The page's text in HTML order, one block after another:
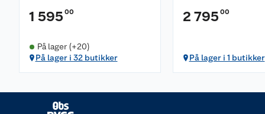
1 595 00
På lager (+20)
På lager i 32 butikker
2 795 00
På lager i 1 butikker